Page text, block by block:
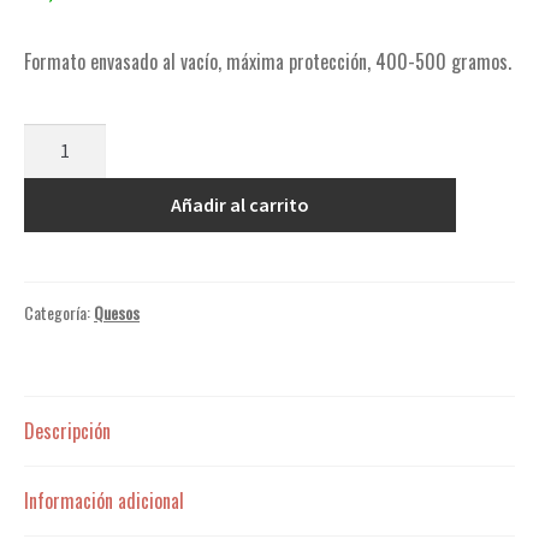
Formato envasado al vacío, máxima protección, 400-500 gramos.
Cantidad
Añadir al carrito
Categoría:Quesos
Descripción
Información adicional